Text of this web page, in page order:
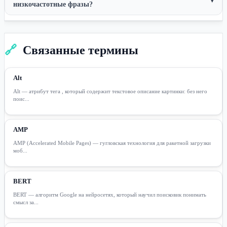
низкочастотные фразы?
🔗 Связанные термины
Alt
Alt — атрибут тега , который содержит текстовое описание картинки: без него
поис...
AMP
AMP (Accelerated Mobile Pages) — гугловская технология для ракетной загрузки
моб...
BERT
BERT — алгоритм Google на нейросетях, который научил поисковик понимать
смысл за...